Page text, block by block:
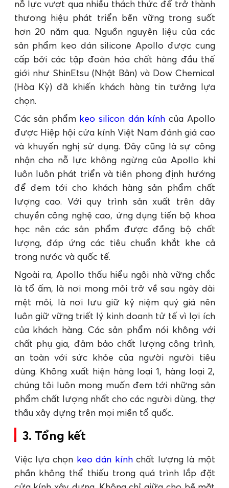
nỗ lực vượt qua nhiều thách thức để trở thành
thương hiệu phát triển bền vững trong suốt
hơn 20 năm qua. Nguồn nguyên liệu của các
sản phẩm keo dán silicone Apollo được cung
cấp bởi các tập đoàn hóa chất hàng đầu thế
giới như ShinEtsu (Nhật Bản) và Dow Chemical
(Hòa Kỳ) đã khiến khách hàng tin tưởng lựa
chọn.
Các sản phẩm keo silicon dán kính của Apollo
được Hiệp hội cửa kính Việt Nam đánh giá cao
và khuyến nghị sử dụng. Đây cũng là sự công
nhận cho nỗ lực không ngừng của Apollo khi
luôn luôn phát triển và tiên phong định hướng
để đem tới cho khách hàng sản phẩm chất
lượng cao. Với quy trình sản xuất trên dây
chuyền công nghệ cao, ứng dụng tiến bộ khoa
học nên các sản phẩm được đồng bộ chất
lượng, đáp ứng các tiêu chuẩn khắt khe cả
trong nước và quốc tế.
Ngoài ra, Apollo thấu hiểu ngôi nhà vững chắc
là tổ ấm, là nơi mong mỏi trở về sau ngày dài
mệt mỏi, là nơi lưu giữ kỷ niệm quý giá nên
luôn giữ vững triết lý kinh doanh tử tế vì lợi ích
của khách hàng. Các sản phẩm nói không với
chất phụ gia, đảm bảo chất lượng công trình,
an toàn với sức khỏe của người người tiêu
dùng. Không xuất hiện hàng loại 1, hàng loại 2,
chúng tôi luôn mong muốn đem tới những sản
phẩm chất lượng nhất cho các người dùng, thợ
thầu xây dựng trên mọi miền tổ quốc.
3. Tổng kết
Việc lựa chọn keo dán kínhchất lượng là một
phần không thể thiếu trong quá trình lắp đặt